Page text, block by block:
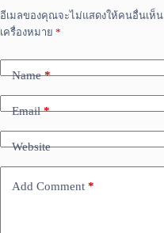
อีเมลของคุณจะไม่แสดงให้คนอื่นเห็น
เครื่องหมาย *
Name*
Email*
Website
Add Comment *